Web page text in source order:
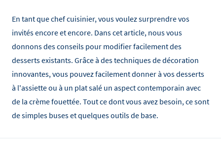
En tant que chef cuisinier, vous voulez surprendre vos
invités encore et encore. Dans cet article, nous vous
donnons des conseils pour modifier facilement des
desserts existants. Grâce à des techniques de décoration
innovantes, vous pouvez facilement donner à vos desserts
à l'assiette ou à un plat salé un aspect contemporain avec
de la crème fouettée. Tout ce dont vous avez besoin, ce sont
de simples buses et quelques outils de base.